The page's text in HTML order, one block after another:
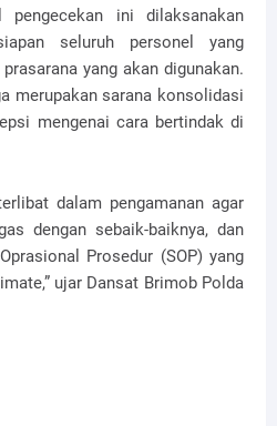
pengecekan ini dilaksanakan
seluruh personel yang
yang akan digunakan.
merupakan sarana konsolidasi
mengenai cara bertindak di
dalam pengamanan agar
dengan sebaik-baiknya, dan
Prosedur (SOP) yang
ujar Dansat Brimob Polda